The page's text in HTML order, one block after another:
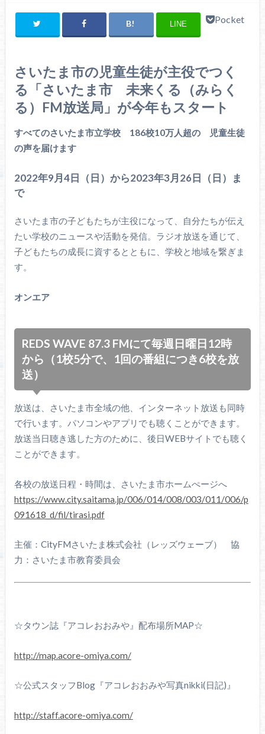
LINE Pocket
さいたま市の児童生徒が主役でつく
る「さいたま市 未来くる（みらく
る）FM放送局」が今年もスタート
すべてのさいたま市立学校 186校10万人超の 児童生徒
の声を届けます
2022年9月4日（日）から2023年3月26日（日）ま
で
さいたま市の子どもたちが主役になって、自分たちが伝え
たい学校のニュースや活動を発信。ラジオ放送を通じて、
子どもたちの成長に資するとともに、学校と地域を繋ぎま
す。
オンエア
REDS WAVE 87.3 FMにて毎週日曜日12時
から（1校5分で、1回の番組につき6校を放
送）
放送は、さいたま市全域の他、インターネット放送も同時
で行います。パソコンやアプリでも聴くことができます。
放送当日聴き逃した方のために、後日WEBサイトでも聴く
ことができます。
各校の放送日程・時間は、さいたま市ホームぺージへ
https://www.city.saitama.jp/006/014/008/003/011/006/p
091618_d/fil/tirasi.pdf
主催：CityFMさいたま株式会社（レッズウェーブ） 協
力：さいたま市教育委員会
☆タウン誌『アコレおおみや』配布場所MAP☆
http://map.acore-omiya.com/
☆公式スタッフBlog『アコレおおみや写真nikki(日記)』
http://staff.acore-omiya.com/